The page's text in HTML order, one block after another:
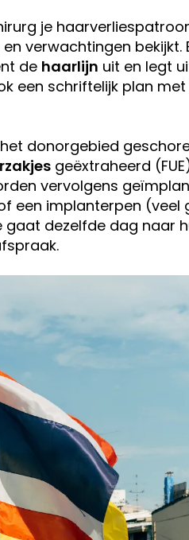
je
verwachtingen bekijkt.
de haarlijn uit en legt
een schriftelijk plan
donorgebied
geëxtraheerd
vervolgens
een implanterpen (veel
gaat dezelfde dag naar